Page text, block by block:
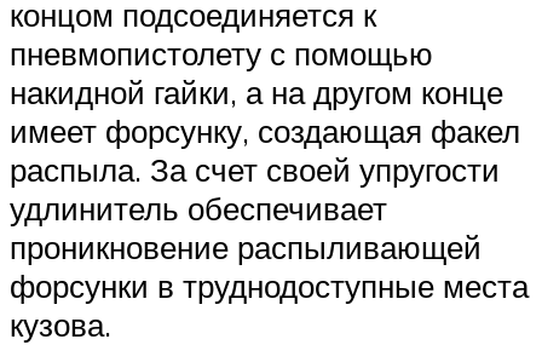
концом подсоединяется к
пневмопистолету с помощью
накидной гайки, а на другом конце
имеет форсунку, создающая факел
распыла. За счет своей упругости
удлинитель обеспечивает
проникновение распыливающей
форсунки в труднодоступные места
кузова.